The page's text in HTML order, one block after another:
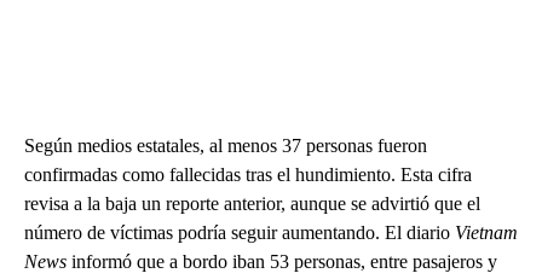
Según medios estatales, al menos 37 personas fueron
confirmadas como fallecidas tras el hundimiento. Esta cifra
revisa a la baja un reporte anterior, aunque se advirtió que el
número de víctimas podría seguir aumentando. El diario Vietnam
News informó que a bordo iban 53 personas, entre pasajeros y